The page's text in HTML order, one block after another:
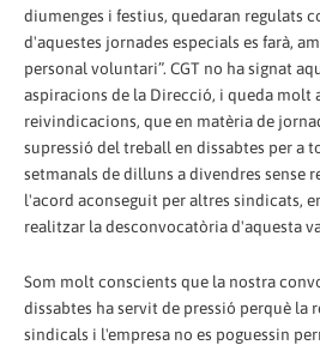
diumenges i festius, quedaran regulats
d'aquestes jornades especials es farà,
personal voluntari”. CGT no ha signat
aspiracions de la Direcció, i queda molt
reivindicacions, que en matèria de
supressió del treball en dissabtes per a
setmanals de dilluns a divendres sense
l'acord aconseguit per altres sindicats,
realitzar la desconvocatòria d'aquesta
Som molt conscients que la nostra
dissabtes ha servit de pressió perquè la
sindicals i l'empresa no es poguessin